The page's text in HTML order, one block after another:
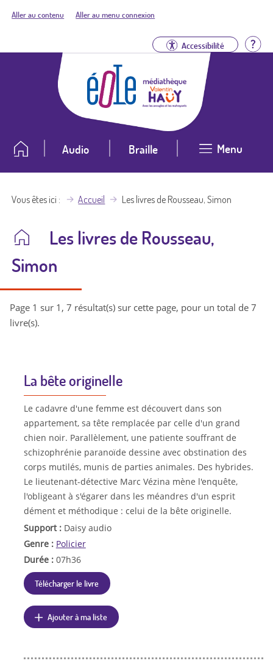
Aller au contenu Aller au menu connexion
Accessibilité
Audio Braille Menu
Vous êtes ici Accueil Les livres de Rousseau, Simon
Les livres de Rousseau,
Simon
Page 1 sur 1, 7 résultat(s) sur cette page, pour un total de 7
livre(s).
La bête originelle
Le cadavre d'une femme est découvert dans son
appartement, sa tête remplacée par celle d'un grand
chien noir. Parallèlement, une patiente souffrant de
schizophrénie paranoïde dessine avec obstination des
corps mutilés, munis de parties animales. Des hybrides.
Le lieutenant-détective Marc Vézina mène l'enquête,
l'obligeant à s'égarer dans les méandres d'un esprit
dément et méthodique : celui de la bête originelle.
Support : Daisy audio
Genre : Policier
Durée : 07h36
Télécharger le livre
Ajouter à ma liste